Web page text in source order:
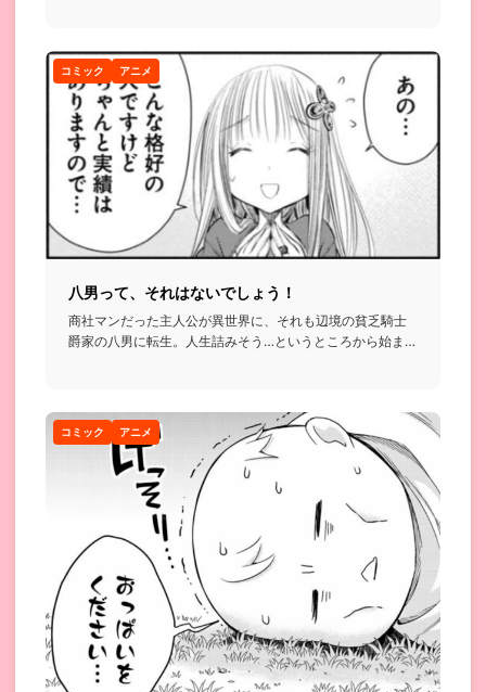
コミック アニメ
八男って、それはないでしょう！
商社マンだった主人公が異世界に、それも辺境の貧乏騎士
爵家の八男に転生。人生詰みそう…というところから始まる
コミック アニメ